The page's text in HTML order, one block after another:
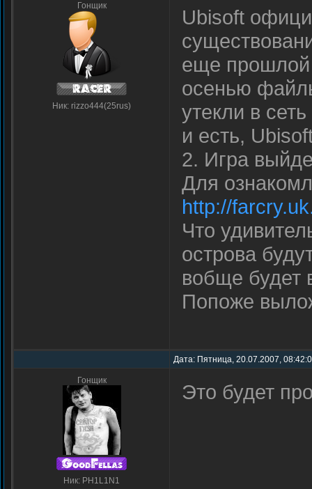
Гонщик
Ник: rizzo444(25rus)
Ubisoft
еще прошлой
осенью
утекли в
и есть,
2. Игра
Для
http://
Что
острова
вобще будет
Попоже
Дата: Пятница, 20.07.2007,
Гонщик
Ник: PH1L1N1
Это будет